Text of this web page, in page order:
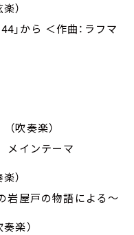
）
」から ＜作曲：ラフマ
吹奏楽）
メインテーマ
）
岩屋戸の物語による～
楽）